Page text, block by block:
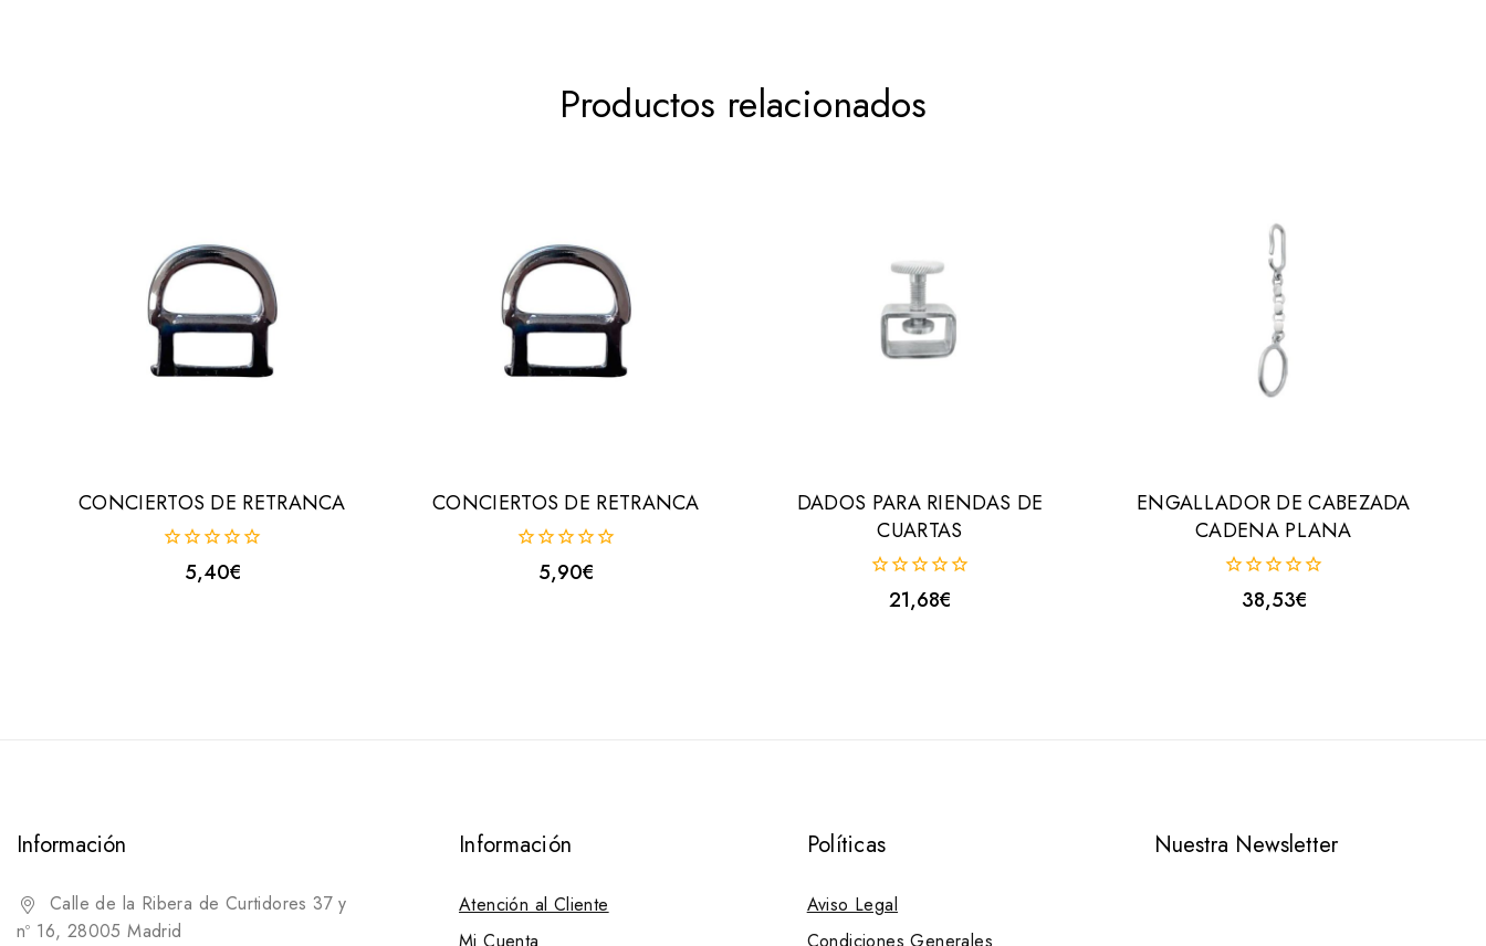
Productos relacionados
CONCIERTOS DE RETRANCA
fuera5,40€
CONCIERTOS DE RETRANCA
fuera5,90€
DADOS PARA RIENDAS DE
CUARTAS
fuera
21,68€
ENGALLADOR DE CABEZADA
CADENA PLANA
fuera
38,53€
Información
Calle de la Ribera de Curtidores 37 y
nº 16, 28005 Madrid
Información
Atención al Cliente
Políticas
Aviso Legal
Nuestra Newsletter